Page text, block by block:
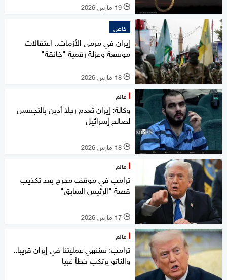
l 19 مارس 2026
خاص
إيران في مرمى الأزمات.. اعتقالات
موسعة وعزلة رقمية "خانقة"
l 18 مارس 2026
عالم
وكالة: إيران تعدم رجلا أدين بالتجسس
لصالح إسرائيل
l 18 مارس 2026
عالم
ترامب في موقف محرج بعد تكذيب
قصة "الرئيس السابق"
l 17 مارس 2026
عالم
ترامب: سننهي عمليتنا في إيران قريبا..
والناتو يرتكب خطأ غبيا